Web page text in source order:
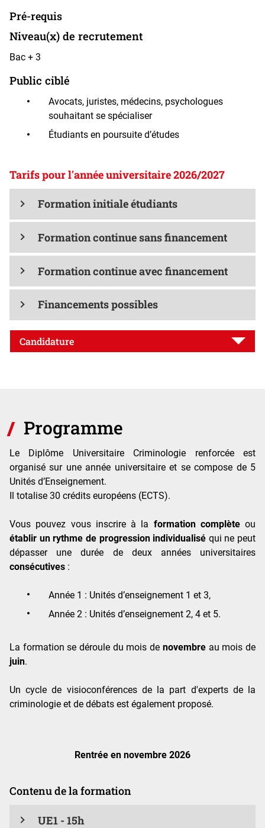
Pré-requis
Niveau(x) de recrutement
Bac + 3
Public ciblé
Avocats, juristes, médecins, psychologues
souhaitant se spécialiser
Étudiants en poursuite d’études
Tarifs pour l'année universitaire 2026/2027
Formation initiale étudiants
Formation continue sans financement
Formation continue avec financement
Financements possibles
Candidature
Programme
Le Diplôme Universitaire Criminologie renforcée est
organisé sur une année universitaire et se compose de 5
Unités d’Enseignement.
Il totalise 30 crédits européens (ECTS).
Vous pouvez vous inscrire à la formation complèteou
établir un rythme de progression individualisé qui ne peut
dépasser une durée de deux années universitaires
consécutives :
Année 1 : Unités d’enseignement 1 et 3,
Année 2 : Unités d’enseignement 2, 4 et 5.
La formation se déroule du mois de novembreau mois de
juin.
Un cycle de visioconférences de la part d'experts de la
criminologie et de débats est également proposé.
Rentrée en novembre 2026
Contenu de la formation
UE1 - 15h